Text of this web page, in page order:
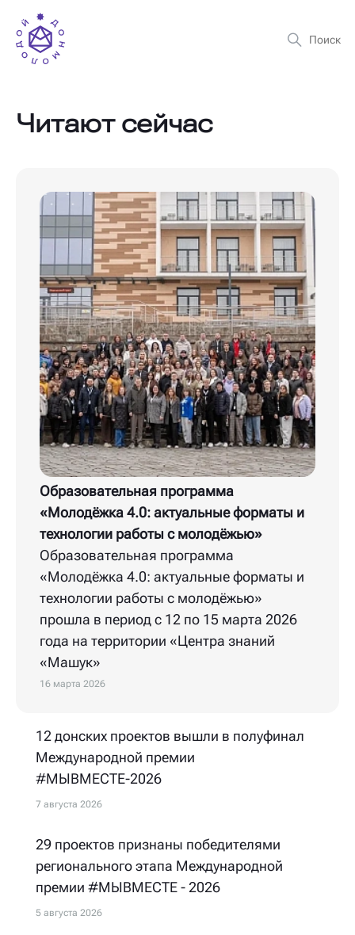
Читают сейчас
Образовательная программа
«Молодёжка 4.0: актуальные форматы и
технологии работы с молодёжью»
Образовательная программа
«Молодёжка 4.0: актуальные форматы и
технологии работы с молодёжью»
прошла в период с 12 по 15 марта 2026
года на территории «Центра знаний
«Машук»
16 марта 2026
12 донских проектов вышли в полуфинал
Международной премии
#МЫВМЕСТЕ-2026
7 августа 2026
29 проектов признаны победителями
регионального этапа Международной
премии #МЫВМЕСТЕ - 2026
5 августа 2026